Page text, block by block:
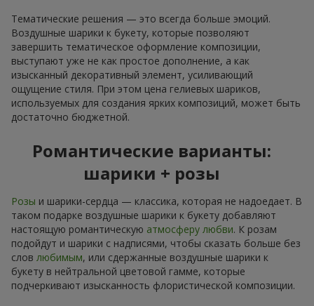
Тематические решения — это всегда больше эмоций.
Воздушные шарики к букету, которые позволяют
завершить тематическое оформление композиции,
выступают уже не как простое дополнение, а как
изысканный декоративный элемент, усиливающий
ощущение стиля. При этом цена гелиевых шариков,
используемых для создания ярких композиций, может быть
достаточно бюджетной.
Романтические варианты:
шарики + розы
Розы и шарики-сердца — классика, которая не надоедает. В
таком подарке воздушные шарики к букету добавляют
настоящую романтическую атмосферу любви. К розам
подойдут и шарики с надписями, чтобы сказать больше без
слов любимым, или сдержанные воздушные шарики к
букету в нейтральной цветовой гамме, которые
подчеркивают изысканность флористической композиции.